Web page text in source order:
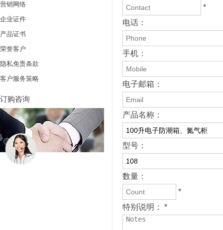
营销网络
企业证件
产品证书
荣誉客户
隐私免责条款
客户服务策略
订购咨询
*
电话：
手机：
电子邮箱：
产品名称：
型号：
数量：
*
特别说明： *